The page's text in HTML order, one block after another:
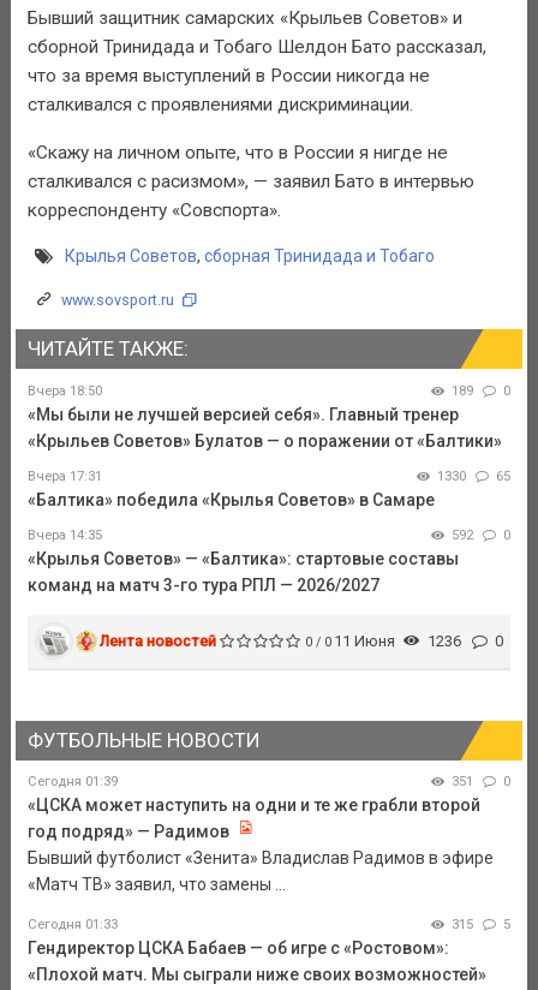
Бывший защитник самарских «Крыльев Советов» и
сборной Тринидада и Тобаго Шелдон Бато рассказал,
что за время выступлений в России никогда не
сталкивался с проявлениями дискриминации.
«Скажу на личном опыте, что в России я нигде не
сталкивался с расизмом», — заявил Бато в интервью
корреспонденту «Совспорта».
Крылья Советов, сборная Тринидада и Тобаго
www.sovsport.ru
ЧИТАЙТЕ ТАКЖЕ:
Вчера 18:50 189 0
«Мы были не лучшей версией себя». Главный тренер
«Крыльев Советов» Булатов — о поражении от «Балтики»
Вчера 17:31 1330 65
«Балтика» победила «Крылья Советов» в Самаре
Вчера 14:35 592 0
«Крылья Советов» — «Балтика»: стартовые составы
команд на матч 3-го тура РПЛ — 2026/2027
Лента новостей 0 / 0 11 Июня 1236 0
ФУТБОЛЬНЫЕ НОВОСТИ
Сегодня 01:39 351 0
«ЦСКА может наступить на одни и те же грабли второй
год подряд» — Радимов
Бывший футболист «Зенита» Владислав Радимов в эфире
«Матч ТВ» заявил, что замены ...
Сегодня 01:33 315 5
Гендиректор ЦСКА Бабаев — об игре с «Ростовом»:
«Плохой матч. Мы сыграли ниже своих возможностей»